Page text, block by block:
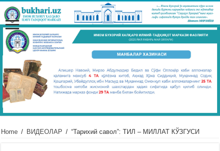
Home / ВИДЕОЛАР / “Тарихий савол”: ТИЛ – МИЛЛАТ КЎЗГУСИ